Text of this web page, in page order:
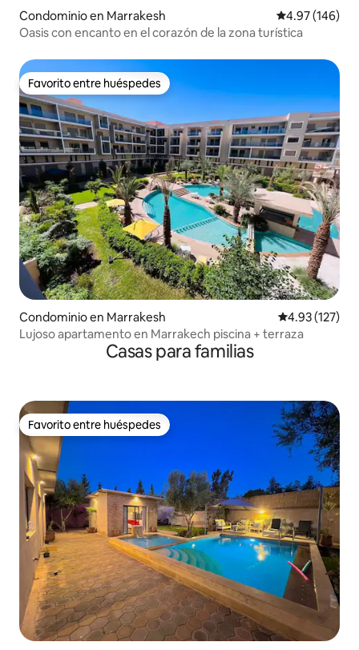
Condominio en Marrakesh Calificación
4.97 (146)
Oasis con encanto en el corazón de la zona turística
Favorito entre huéspedes
Favorito entre huéspedes
Condominio en Marrakesh Calificación
4.93 (127)
Lujoso apartamento en Marrakech piscina + terraza
Casas para familias
Favorito entre huéspedes
Favorito entre huéspedes